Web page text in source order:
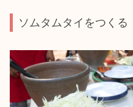
ソムタムタイをつくる